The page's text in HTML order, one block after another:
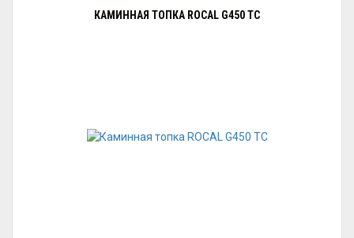
КАМИННАЯ ТОПКА ROCAL G450 TC